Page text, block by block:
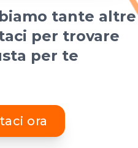
tante altre
per trovare
per te
ora